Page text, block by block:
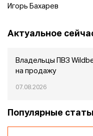
Игорь Бахарев
Актуальное
Владельцы ПВЗ
на продажу
07.08.2026
Популярные